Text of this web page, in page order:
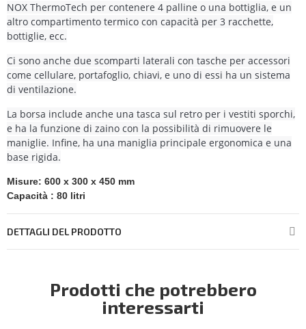
NOX ThermoTech per contenere 4 palline o una bottiglia, e un
altro compartimento termico con capacità per 3 racchette,
bottiglie, ecc.
Ci sono anche due scomparti laterali con tasche per accessori
come cellulare, portafoglio, chiavi, e uno di essi ha un sistema
di ventilazione.
La borsa include anche una tasca sul retro per i vestiti sporchi,
e ha la funzione di zaino con la possibilità di rimuovere le
maniglie. Infine, ha una maniglia principale ergonomica e una
base rigida.
Misure: 600 x 300 x 450 mm
Capacità : 80 litri
DETTAGLI DEL PRODOTTO
Prodotti che potrebbero
interessarti